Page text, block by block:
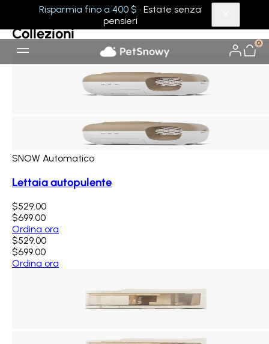
Risparmia fino a 400 $ · Estate senza
pensieri
0
Collezioni Altri
Collezioni
SNOW Automatico
Lettaia autopulente
$529.00
$699.00
Ordina ora
$529.00
$699.00
Ordina ora